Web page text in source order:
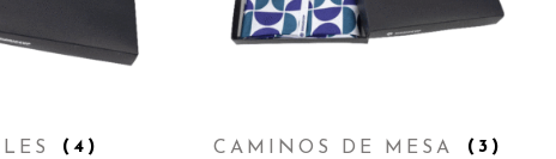
(4) CAMINOS DE MESA (3)